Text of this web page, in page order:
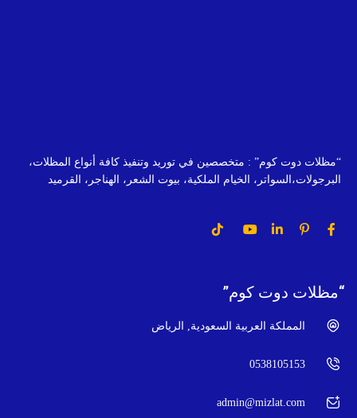
“مظلات دوت كوم” : متخصصين في توريد وتنفيذ كافة أنواع المظلات،
البرجولات،السواتر، الخيام الملكية، بيوت الشعر، الهناجر، القرميد
“مظلات دوت كوم”
المملكة العربية السعودية, الرياض
0538105153
admin@mizlat.com